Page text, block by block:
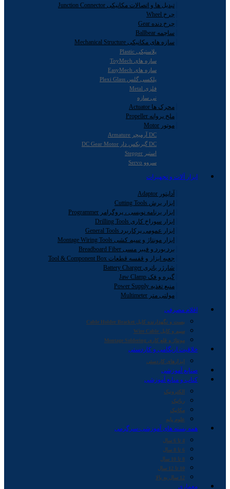
تبدیل ها و اتصالات مکانیکی Junction Connector
چرخ Wheel
چرخ دنده Gear
ساچمه Ballbear
سازه های مکانیکی Mechanical Structure
پلاستیکی Plastic
سازه های ToyMech
سازه های EasyMech
پلکسی گلس Plexi Glass
فلزی Metal
نی سازه
محرک ها Actuator
ملخ پروانه Propeller
موتور Motor
DC آرمیچر Armature
DC گیربکس دار DC Gear Motor
استپر Stepper
سروو Servo
ابزار آلات و تجهیزات
آداپتور Adaptor
ابزار برش Cutting Tools
ابزار برنامه نویسی ، پروگرامر Programmer
ابزار سوراخ کاری Drilling Tools
ابزار عمومی پرکاربرد General Tools
ابزار مونتاژ و سیم کشی Montage Wiring Tools
برد بورد و فیبر مسی Breadboard Fiber
جعبه ابزار و قفسه قطعات Tool & Component Box
شارژر باتری Battery Charger
گیره و فک Jaw Clamp
منبع تغذیه Power Supply
مولتی متر Multimeter
اقلام مصرفی
بست و نگهدارنده کابل Cable Holder Bracket
سیم و کابل Wire Cable
مونتاژ و قلع کاری Montage Soldering
خلاقیت اریگامی و کاردستی
ابزارهای کاردستی
صنایع آموزشی
کتاب و منابع آموزشی
الکترونیک
رباتیک
مکانیک
علوم پایه
همه بسته های آموزشی-سرگرمی
4 تا 6 سال
6 تا 8 سال
8 تا 10 سال
10 تا 12 سال
12 سال به بالا
معماری